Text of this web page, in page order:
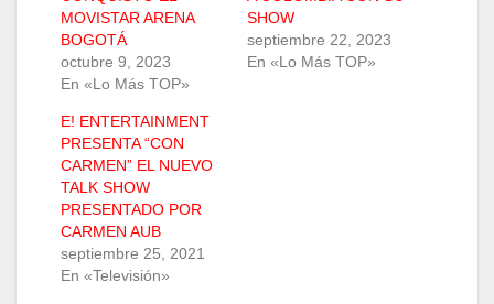
MOVISTAR ARENA
BOGOTÁ
octubre 9, 2023
En «Lo Más TOP»
SHOW
septiembre 22, 2023
En «Lo Más TOP»
E! ENTERTAINMENT
PRESENTA “CON
CARMEN” EL NUEVO
TALK SHOW
PRESENTADO POR
CARMEN AUB
septiembre 25, 2021
En «Televisión»